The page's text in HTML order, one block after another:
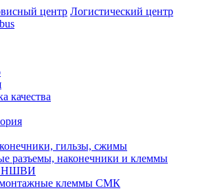
центр Логистический центр
качества
гильзы, сжимы
разъемы, наконечники и клеммы
НШВИ
монтажные клеммы СМК